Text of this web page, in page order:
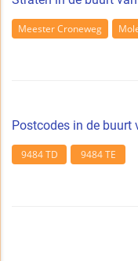
Meester Croneweg
Postcodes in de
9484 TD 9484 TE